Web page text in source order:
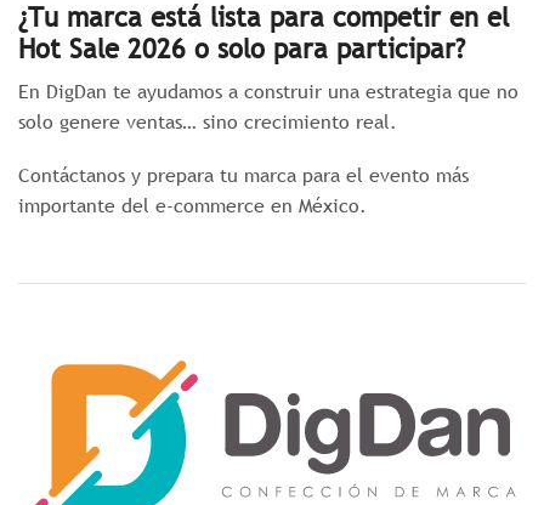
¿Tu marca está lista para competir en el
Hot Sale 2026 o solo para participar?
En DigDan te ayudamos a construir una estrategia que no
solo genere ventas… sino crecimiento real.
Contáctanos y prepara tu marca para el evento más
importante del e-commerce en México.